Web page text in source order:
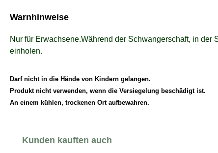
Warnhinweise
Nur für Erwachsene.Während der Schwangerschaft, in
einholen.
Darf nicht in die Hände von Kindern gelangen.
Produkt nicht verwenden, wenn die Versiegelung beschädigt ist.
An einem kühlen, trockenen Ort aufbewahren.
Produktgalerie überspringen
Kunden kauften auch